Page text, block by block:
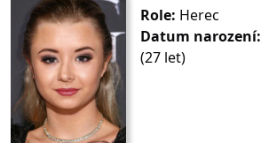
Role: Herec
Datum narození:
(27 let)